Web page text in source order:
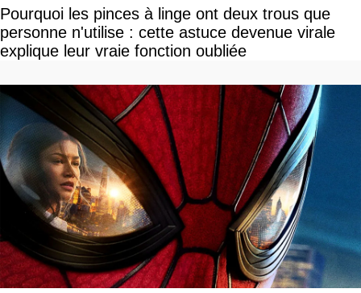
Pourquoi les pinces à linge ont deux trous que
personne n'utilise : cette astuce devenue virale
explique leur vraie fonction oubliée